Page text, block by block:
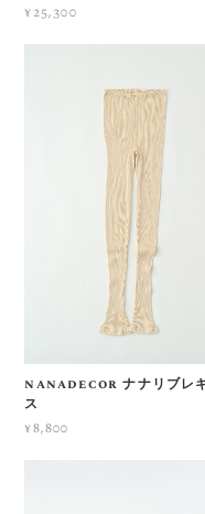
¥25,300
nanadecor ナナリブレ
ス
¥8,800